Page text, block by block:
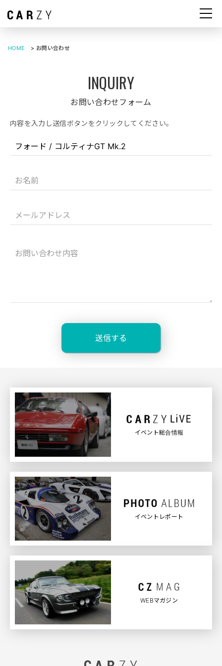
HOME > お問い合わせ
お問い合わせフォーム
内容を入力し送信ボタンをクリックしてください。
イベント総合情報
イベントレポート
WEBマガジン